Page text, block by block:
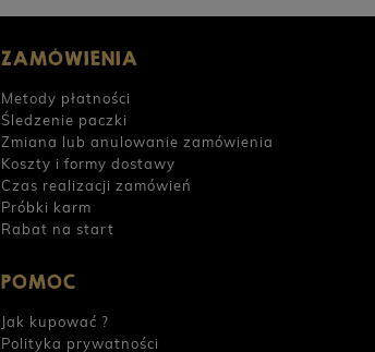
ZAMÓWIENIA
Metody płatności
Śledzenie paczki
Zmiana lub anulowanie zamówienia
Koszty i formy dostawy
Czas realizacji zamówień
Próbki karm
Rabat na start
POMOC
Jak kupować ?
Polityka prywatności